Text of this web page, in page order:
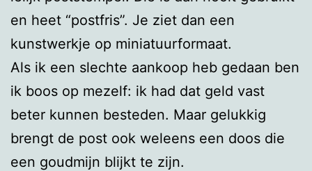
en heet “postfris”. Je ziet dan een
kunstwerkje op miniatuurformaat.
Als ik een slechte aankoop heb gedaan ben
ik boos op mezelf: ik had dat geld vast
beter kunnen besteden. Maar gelukkig
brengt de post ook weleens een doos die
een goudmijn blijkt te zijn.